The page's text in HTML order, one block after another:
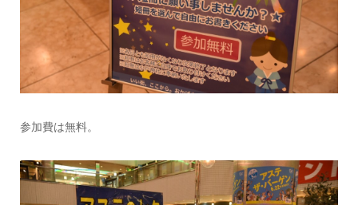
参加費は無料。